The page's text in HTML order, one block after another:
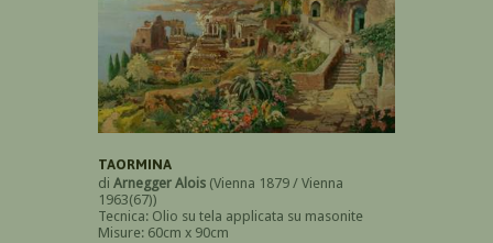
TAORMINA
di Arnegger Alois (Vienna 1879 / Vienna
1963(67))
Tecnica: Olio su tela applicata su masonite
Misure: 60cm x 90cm